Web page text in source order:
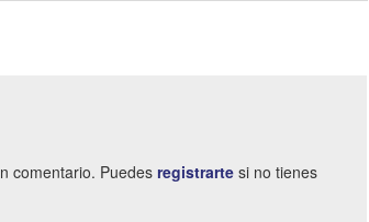
comentario. Puedes registrarte si no tienes